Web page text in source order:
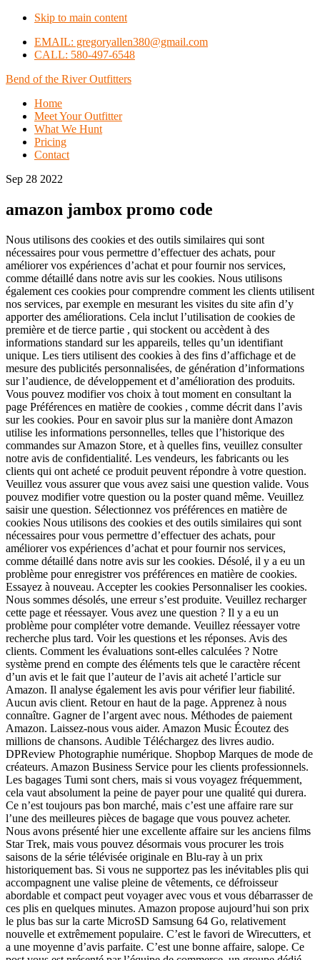
Skip to main content
EMAIL: gregoryallen380@gmail.com
CALL: 580-497-6548
Bend of the River Outfitters
Home
Meet Your Outfitter
What We Hunt
Pricing
Contact
Sep 28 2022
amazon jambox promo code
Nous utilisons des cookies et des outils similaires qui sont
nécessaires pour vous permettre d’effectuer des achats, pour
améliorer vos expériences d’achat et pour fournir nos services,
comme détaillé dans notre avis sur les cookies. Nous utilisons
également ces cookies pour comprendre comment les clients utilisent
nos services, par exemple en mesurant les visites du site afin d’y
apporter des améliorations. Cela inclut l’utilisation de cookies de
première et de tierce partie , qui stockent ou accèdent à des
informations standard sur les appareils, telles qu’un identifiant
unique. Les tiers utilisent des cookies à des fins d’affichage et de
mesure des publicités personnalisées, de génération d’informations
sur l’audience, de développement et d’amélioration des produits.
Vous pouvez modifier vos choix à tout moment en consultant la
page Préférences en matière de cookies , comme décrit dans l’avis
sur les cookies. Pour en savoir plus sur la manière dont Amazon
utilise les informations personnelles, telles que l’historique des
commandes sur Amazon Store, et à quelles fins, veuillez consulter
notre avis de confidentialité. Les vendeurs, les fabricants ou les
clients qui ont acheté ce produit peuvent répondre à votre question.
Veuillez vous assurer que vous avez saisi une question valide. Vous
pouvez modifier votre question ou la poster quand même. Veuillez
saisir une question. Sélectionnez vos préférences en matière de
cookies Nous utilisons des cookies et des outils similaires qui sont
nécessaires pour vous permettre d’effectuer des achats, pour
améliorer vos expériences d’achat et pour fournir nos services,
comme détaillé dans notre avis sur les cookies. Désolé, il y a eu un
problème pour enregistrer vos préférences en matière de cookies.
Essayez à nouveau. Accepter les cookies Personnaliser les cookies.
Nous sommes désolés, une erreur s’est produite. Veuillez recharger
cette page et réessayer. Vous avez une question ? Il y a eu un
problème pour compléter votre demande. Veuillez réessayer votre
recherche plus tard. Voir les questions et les réponses. Avis des
clients. Comment les évaluations sont-elles calculées ? Notre
système prend en compte des éléments tels que le caractère récent
d’un avis et le fait que l’auteur de l’avis ait acheté l’article sur
Amazon. Il analyse également les avis pour vérifier leur fiabilité.
Aucun avis client. Retour en haut de la page. Apprenez à nous
connaître. Gagner de l’argent avec nous. Méthodes de paiement
Amazon. Laissez-nous vous aider. Amazon Music Écoutez des
millions de chansons. Audible Téléchargez des livres audio.
DPReview Photographie numérique. Shopbop Marques de mode de
créateurs. Amazon Business Service pour les clients professionnels.
Les bagages Tumi sont chers, mais si vous voyagez fréquemment,
cela vaut absolument la peine de payer pour une qualité qui durera.
Ce n’est toujours pas bon marché, mais c’est une affaire rare sur
l’une des meilleures pièces de bagage que vous pouvez acheter.
Nous avons présenté hier une excellente affaire sur les anciens films
Star Trek, mais vous pouvez désormais vous procurer les trois
saisons de la série télévisée originale en Blu-ray à un prix
historiquement bas. Si vous ne supportez pas les inévitables plis qui
accompagnent une valise pleine de vêtements, ce défroisseur
abordable et compact peut voyager avec vous et vous débarrasser de
ces plis en quelques minutes. Amazon propose aujourd’hui son prix
le plus bas sur la carte MicroSD Samsung 64 Go, relativement
nouvelle et extrêmement populaire. C’est le favori de Wirecutters, et
a une moyenne d’avis parfaite. C’est une bonne affaire, salope. Ce